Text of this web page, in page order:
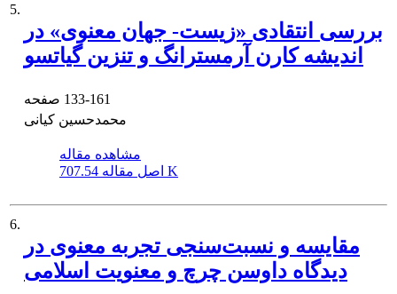
5.
بررسی انتقادی «زیست- جهان معنوی» در
اندیشه کارن آرمسترانگ و تنزین گیاتسو
133-161
محمدحسین کیانی
مشاهده مقاله
اصل مقاله 707.54 K
6.
مقایسه و نسبت‌سنجی تجربه معنوی در
دیدگاه داوسن چرچ و معنویت اسلامی